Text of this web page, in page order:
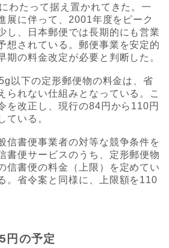
わたって据え置かれてきた。一
展に伴って、2001年度をピーク
し、日本郵便では長期的にも営業
想されている。郵便事業を安定的
期の料金改定が必要と判断した。
以下の定形郵便物の料金は、省
られない仕組みとなっている。こ
を改正し、現行の84円から110円
ている。
信書便事業者の対等な競争条件を
書便サービスのうち、定形郵便物
信書便の料金（上限）を定めてい
。省令案と同様に、上限額を110
円の予定